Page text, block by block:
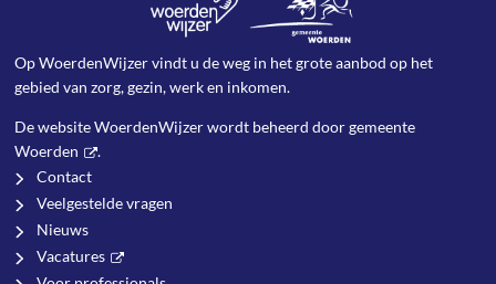
Op WoerdenWijzer vindt u de weg in het grote aanbod op het
gebied van zorg, gezin, werk en inkomen.
De website WoerdenWijzer wordt beheerd doorgemeente
Woerden
.
Contact
Veelgestelde vragen
Nieuws
Vacatures